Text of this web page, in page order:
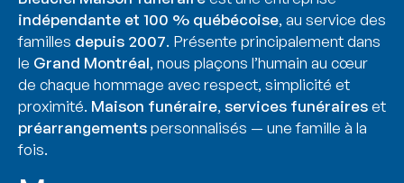
indépendante et 100 % québécoise, au service des
familles depuis 2007. Présente principalement dans
le Grand Montréal, nous plaçons l’humain au cœur
de chaque hommage avec respect, simplicité et
proximité. Maison funéraire,services funéraireset
préarrangementspersonnalisés — une famille à la
fois.